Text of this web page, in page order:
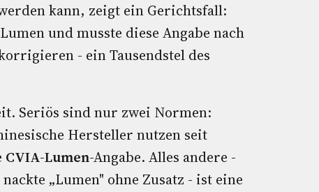
kann, zeigt ein Gerichtsfall:
und musste diese Angabe nach
- ein Tausendstel des
Seriös sind nur zwei Normen:
Hersteller nutzen seit
CVIA-Lumen-Angabe. Alles andere -
„Lumen" ohne Zusatz - ist eine